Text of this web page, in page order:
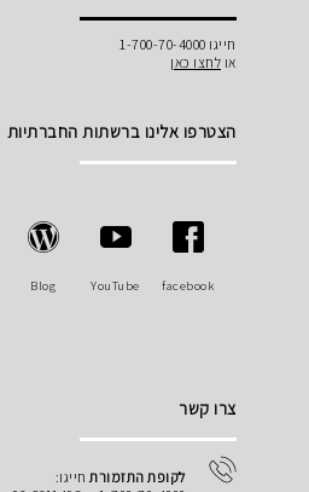
חייגו 1-700-70-4000
או לחצו כאן
הצטרפו אלינו ברשתות החברתיות
facebook
YouTube
Blog
צרו קשר
לקופת התזמורתחייגו: